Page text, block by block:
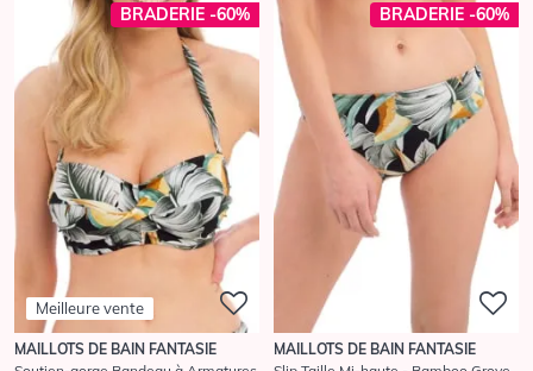
BRADERIE -60%
Meilleure vente
MAILLOTS DE BAIN FANTASIE
BRADERIE -60%
MAILLOTS DE BAIN FANTASIE